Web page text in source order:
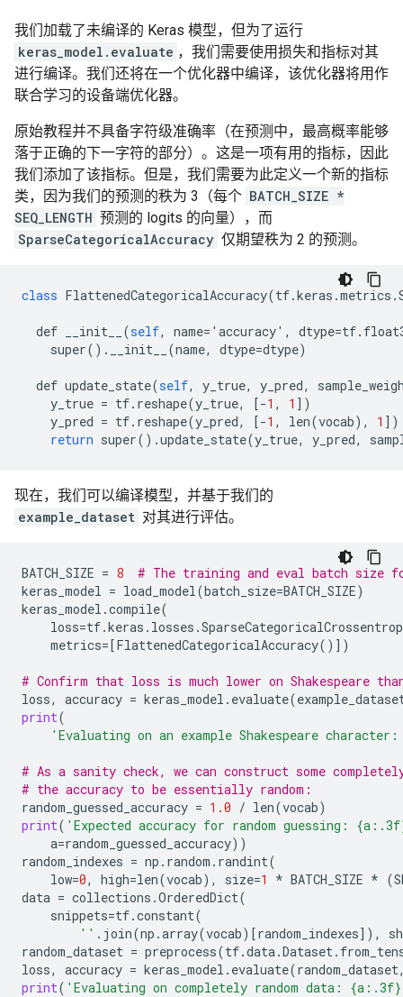
我们加载了未编译的 Keras 模型，但为了运行
keras_model.evaluate ，我们需要使用损失和指标对其
进行编译。我们还将在一个优化器中编译，该优化器将用作
联合学习的设备端优化器。
原始教程并不具备字符级准确率（在预测中，最高概率能够
落于正确的下一字符的部分）。这是一项有用的指标，因此
我们添加了该指标。但是，我们需要为此定义一个新的指标
类，因为我们的预测的秩为 3（每个 BATCH_SIZE *
SEQ_LENGTH 预测的 logits 的向量），而
SparseCategoricalAccuracy 仅期望秩为 2 的预测。
class FlattenedCategoricalAccuracy(tf.keras .metrics .
def __init__ (self, name= ' accuracy' , dtype=tf.
super(). __init__ (name, dtype=dtype)
def update_state(self, y_true, y_pred,
y_true = tf. reshape(y_true, [-1 , 1 ])
y_pred = tf. reshape(y_pred, [-1 , len(vocab), 1 ])
return super().update_state(y_true, y_pred,
现在，我们可以编译模型，并基于我们的
example_dataset 对其进行评估。
BATCH_SIZE = 8
# The training and eval batch
keras_model = load_model(batch_size=BATCH_SIZE)
keras_model .compile(
loss=tf.keras . losses .
metrics=[FlattenedCategoricalAccuracy()])
# Confirm that loss is much lower on Shakespeare
loss, accuracy = keras_model . evaluate(
print(
'Evaluating on an example Shakespeare
# As a sanity check, we can construct some
# the accuracy to be essentially random:
random_guessed_accuracy = 1.0 / len(vocab)
print( 'Expected accuracy for random guessing:
a=random_guessed_accuracy))
random_indexes = np . random . randint(
low=0, high=len(vocab), size=1 * BATCH_SIZE * (
data = collections .OrderedDict(
snippets=tf.constant(
'' . join(np .array(vocab)[random_indexes]),
random_dataset = preprocess(tf.data.Dataset.
loss, accuracy = keras_model . evaluate(random_dataset
print( 'Evaluating on completely random data: